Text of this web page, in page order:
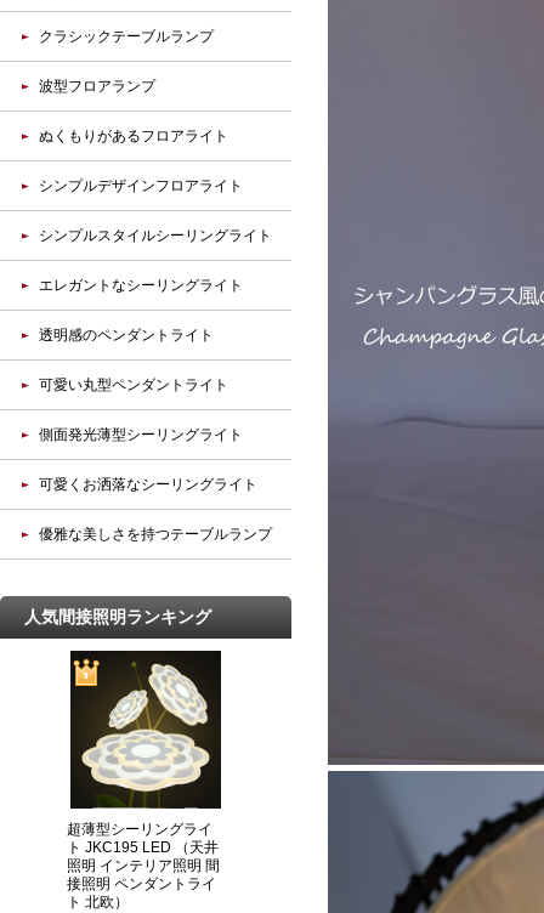
クラシックテーブルランプ
波型フロアランプ
ぬくもりがあるフロアライト
シンプルデザインフロアライト
シンプルスタイルシーリングライト
エレガントなシーリングライト
透明感のペンダントライト
可愛い丸型ペンダントライト
側面発光薄型シーリングライト
可愛くお洒落なシーリングライト
優雅な美しさを持つテーブルランプ
人気間接照明ランキング
超薄型シーリングライ
ト JKC195 LED （天井
照明 インテリア照明 間
接照明 ペンダントライ
ト 北欧）